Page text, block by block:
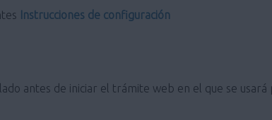
Instrucciones de configuración
antes de iniciar el trámite web en el que se